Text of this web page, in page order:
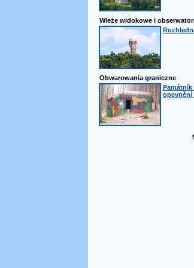
Wieże widokowe i
Obwarowania graniczne
opevnění